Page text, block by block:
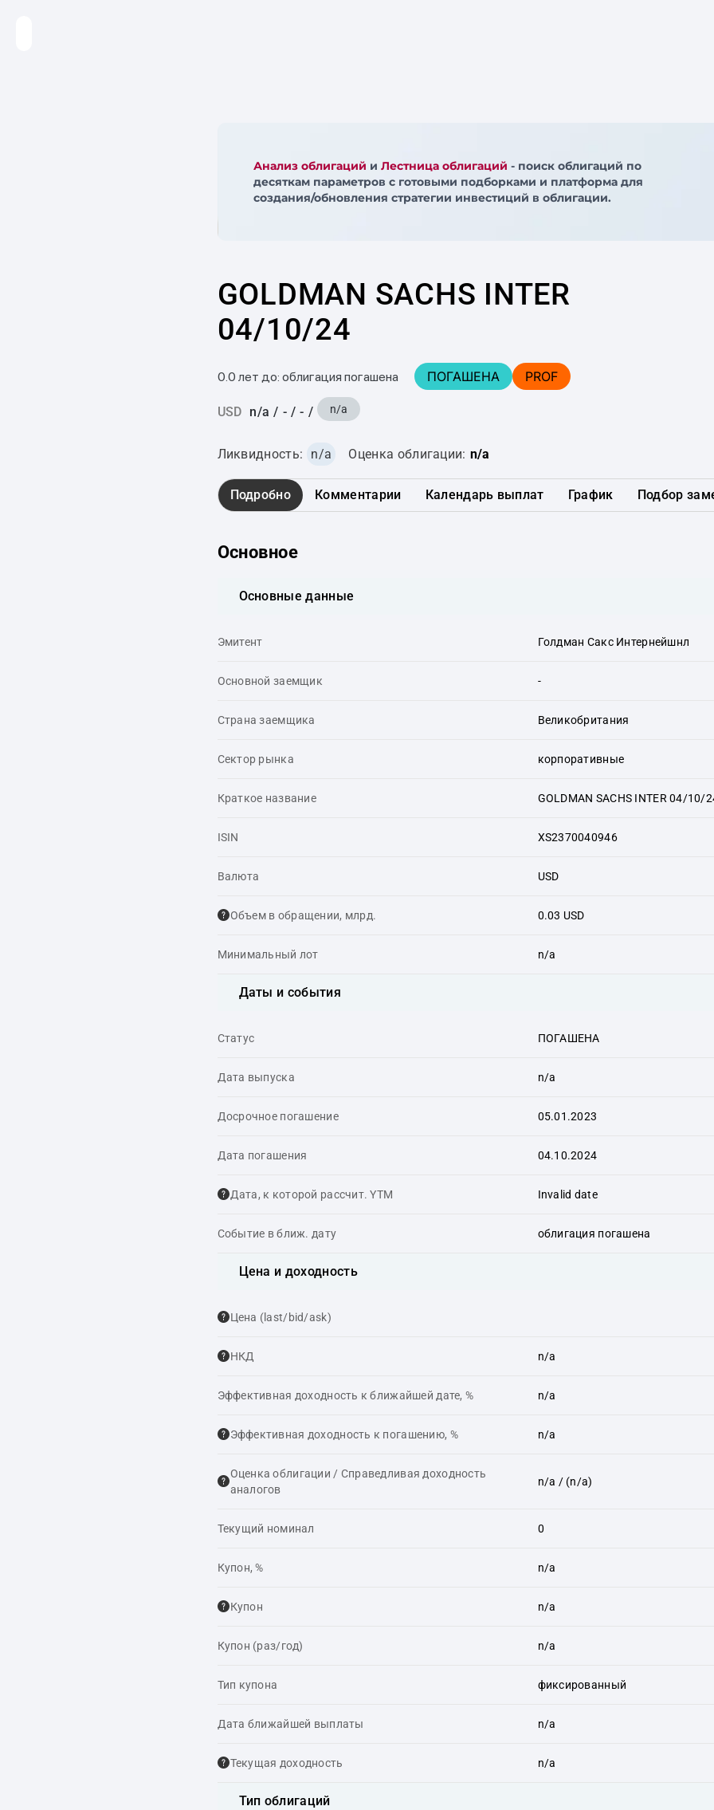
Анализ облигаций и Лестница облигаций - поиск облигаций по
десяткам параметров с готовыми подборками и платформа для
создания/обновления стратегии инвестиций в облигации.
GOLDMAN SACHS INTER
04/10/24
0.0 лет до: облигация погашена ПОГАШЕНА PROF
USD n/a / - / - / n/a
Ликвидность: n/a Оценка облигации: n/a
Подробно Комментарии Календарь выплат График Подбор
Основное
Основные данные
Эмитент Голдман Сакс Интернейшнл
Основной заемщик -
Страна заемщика Великобритания
Сектор рынка корпоративные
Краткое название GOLDMAN SACHS INTER 04/10/
ISIN XS2370040946
Валюта USD
Объем в обращении, млрд. 0.03 USD
Минимальный лот n/a
Даты и события
Статус ПОГАШЕНА
Дата выпуска n/a
Досрочное погашение 05.01.2023
Дата погашения 04.10.2024
Дата, к которой рассчит. YTM Invalid date
Событие в ближ. дату облигация погашена
Цена и доходность
Цена (last/bid/ask)
НКД n/a
Эффективная доходность к ближайшей дате, % n/a
Эффективная доходность к погашению, % n/a
Оценка облигации / Справедливая доходность
аналогов
n/a / (n/a)
Текущий номинал 0
Купон, % n/a
Купон n/a
Купон (раз/год) n/a
Тип купона фиксированный
Дата ближайшей выплаты n/a
Текущая доходность n/a
Тип облигаций